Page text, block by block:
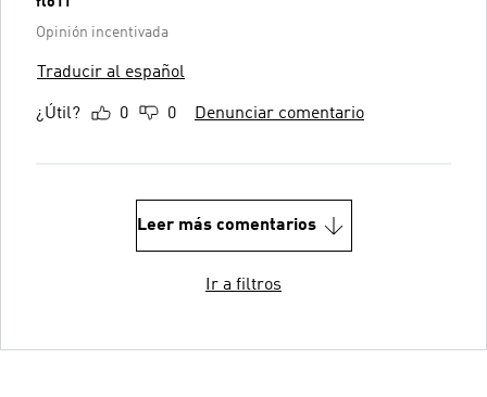
Opinión incentivada
Traducir al español
¿Útil? 0 0 Denunciar comentario
Leer más comentarios
Ir a filtros